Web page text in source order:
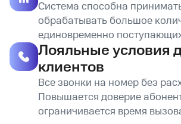
Система способна
обрабатывать большое
единовременно
Лояльные условия
клиентов
Все звонки на номер без
Повышается доверие
ограничивается время